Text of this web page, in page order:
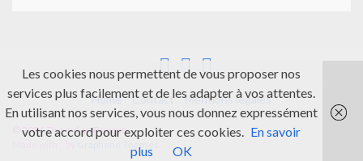
Home Contact Mentions légales
© 2026 The Indian Project.
Graphene Themes
Les cookies nous permettent de vous proposer nos
services plus facilement et de les adapter à vos attentes.
En utilisant nos services, vous nous donnez expressément
votre accord pour exploiter ces cookies. En savoir
plus
OK